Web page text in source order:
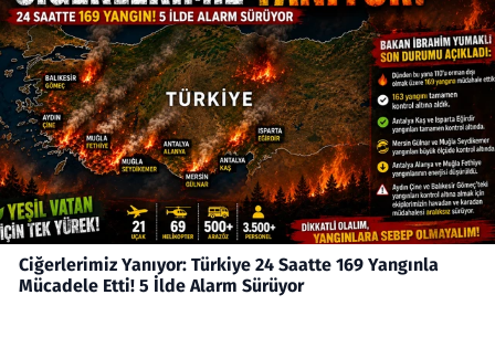
Ciğerlerimiz Yanıyor: Türkiye 24 Saatte 169 Yangınla
Mücadele Etti! 5 İlde Alarm Sürüyor